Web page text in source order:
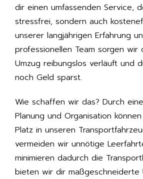
dir einen umfassenden Service,
stressfrei, sondern auch
unserer langjährigen Erfahrung
professionellen Team sorgen wir
Umzug reibungslos verläuft und
noch Geld sparst.
Wie schaffen wir das? Durch
Planung und Organisation
Platz in unseren
vermeiden wir unnötige
minimieren dadurch die
bieten wir dir maßgeschneiderte